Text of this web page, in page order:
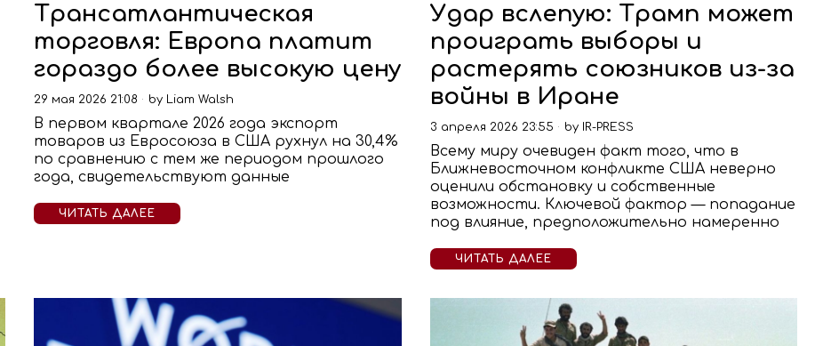
Трансатлантическая
торговля: Европа платит
гораздо более высокую цену
29 мая 2026 21:08 by Liam Walsh
В первом квартале 2026 года экспорт
товаров из Евросоюза в США рухнул на 30,4%
по сравнению с тем же периодом прошлого
года, свидетельствуют данные
ЧИТАТЬ ДАЛЕЕ
Удар вслепую: Трамп может
проиграть выборы и
растерять союзников из-за
войны в Иране
3 апреля 2026 23:55 by IR-PRESS
Всему миру очевиден факт того, что в
Ближневосточном конфликте США неверно
оценили обстановку и собственные
возможности. Ключевой фактор — попадание
под влияние, предположительно намеренно
ЧИТАТЬ ДАЛЕЕ